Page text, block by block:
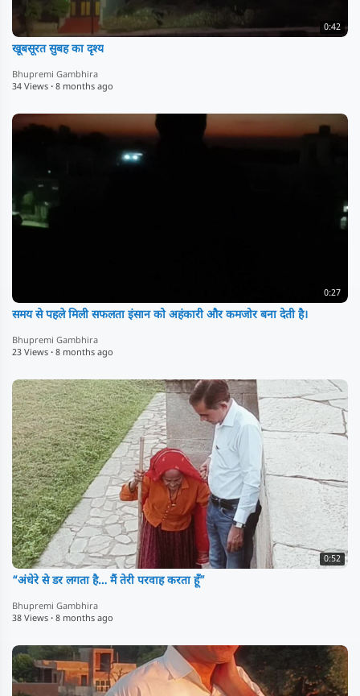
0:42
खूबसूरत सुबह का दृश्य
Bhupremi Gambhira
34 Views · 8 months ago
0:27
समय से पहले मिली सफलता इंसान को अहंकारी और कमजोर बना देती है।
Bhupremi Gambhira
23 Views · 8 months ago
0:52
“अंधेरे से डर लगता है… मैं तेरी परवाह करता हूँ”
Bhupremi Gambhira
38 Views · 8 months ago